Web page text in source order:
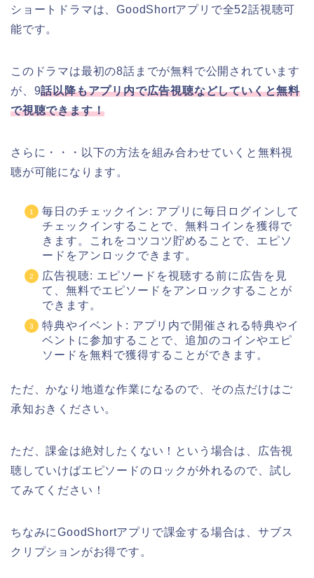
ショートドラマは、GoodShortアプリで全52話視聴可
能です。
このドラマは最初の8話までが無料で公開されています
が、9話以降もアプリ内で広告視聴などしていくと無料
で視聴できます！
さらに・・・以下の方法を組み合わせていくと無料視
聴が可能になります。
毎日のチェックイン: アプリに毎日ログインして
チェックインすることで、無料コインを獲得で
きます。これをコツコツ貯めることで、エピソ
ードをアンロックできます。
広告視聴: エピソードを視聴する前に広告を見
て、無料でエピソードをアンロックすることが
できます。
特典やイベント: アプリ内で開催される特典やイ
ベントに参加することで、追加のコインやエピ
ソードを無料で獲得することができます。
ただ、かなり地道な作業になるので、その点だけはご
承知おきください。
ただ、課金は絶対したくない！という場合は、広告視
聴していけばエピソードのロックが外れるので、試し
てみてください！
ちなみにGoodShortアプリで課金する場合は、サブス
クリプションがお得です。